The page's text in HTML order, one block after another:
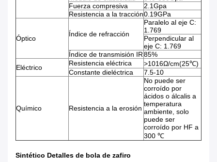
Fuerza compresiva
2.1Gpa
Resistencia a la tracción0.19GPa
Óptico
Índice de refracción
Paralelo al eje C:
1.769
Perpendicular al
eje C: 1.769
Índice de transmisión IR85%
Eléctrico
Resistencia eléctrica
>1016Ω/cm(25℃)
Constante dieléctrica
7.5-10
Químico Resistencia a la erosión
No puede ser
corroído por
ácidos o álcalis a
temperatura
ambiente, solo
puede ser
corroído por HF a
300 ℃
Sintético Detalles de bola de zafiro